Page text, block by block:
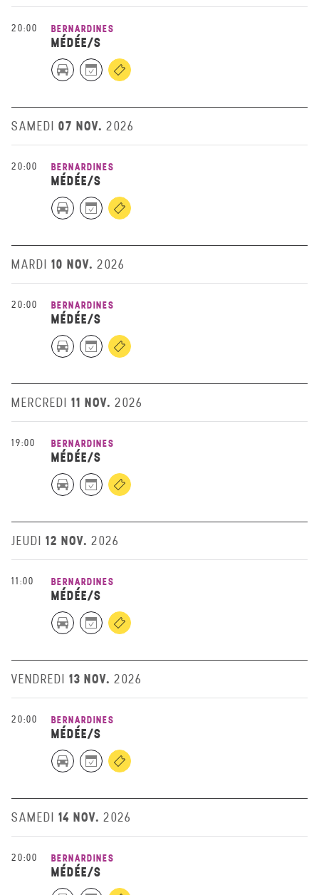
20:00 BERNARDINES
MÉDÉE/S
SAMEDI 07 NOV. 2026
20:00 BERNARDINES
MÉDÉE/S
MARDI 10 NOV. 2026
20:00 BERNARDINES
MÉDÉE/S
MERCREDI 11 NOV. 2026
19:00 BERNARDINES
MÉDÉE/S
JEUDI 12 NOV. 2026
11:00 BERNARDINES
MÉDÉE/S
VENDREDI 13 NOV. 2026
20:00 BERNARDINES
MÉDÉE/S
SAMEDI 14 NOV. 2026
20:00 BERNARDINES
MÉDÉE/S